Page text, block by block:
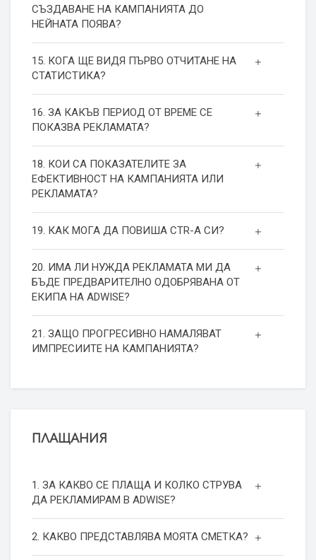
СЪЗДАВАНЕ НА КАМПАНИЯТА ДО
НЕЙНАТА ПОЯВА?
15. КОГА ЩЕ ВИДЯ ПЪРВО ОТЧИТАНЕ НА
СТАТИСТИКА?
16. ЗА КАКЪВ ПЕРИОД ОТ ВРЕМЕ СЕ
ПОКАЗВА РЕКЛАМАТА?
18. КОИ СА ПОКАЗАТЕЛИТЕ ЗА
ЕФЕКТИВНОСТ НА КАМПАНИЯТА ИЛИ
РЕКЛАМАТА?
19. КАК МОГА ДА ПОВИША СТR-А СИ?
20. ИМА ЛИ НУЖДА РЕКЛАМАТА МИ ДА
БЪДЕ ПРЕДВАРИТЕЛНО ОДОБРЯВАНА ОТ
ЕКИПА НА ADWISE?
21. ЗАЩО ПРОГРЕСИВНО НАМАЛЯВАТ
ИМПРЕСИИТЕ НА КАМПАНИЯТА?
ПЛАЩАНИЯ
1. ЗА КАКВО СЕ ПЛАЩА И КОЛКО СТРУВА
ДА РЕКЛАМИРАМ В ADWISE?
2. КАКВО ПРЕДСТАВЛЯВА МОЯТА СМЕТКА?